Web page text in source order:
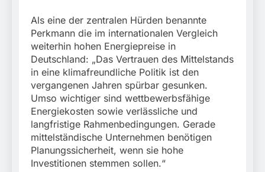
Als eine der zentralen Hürden benannte
Perkmann die im internationalen Vergleich
weiterhin hohen Energiepreise in
Deutschland: „Das Vertrauen des Mittelstands
in eine klimafreundliche Politik ist den
vergangenen Jahren spürbar gesunken.
Umso wichtiger sind wettbewerbsfähige
Energiekosten sowie verlässliche und
langfristige Rahmenbedingungen. Gerade
mittelständische Unternehmen benötigen
Planungssicherheit, wenn sie hohe
Investitionen stemmen sollen.“